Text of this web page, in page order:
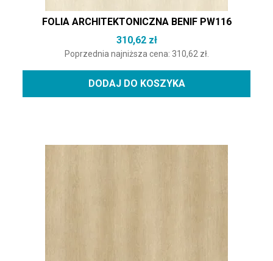
FOLIA ARCHITEKTONICZNA BENIF PW116
310,62 zł
Poprzednia najniższa cena: 310,62 zł.
DODAJ DO KOSZYKA